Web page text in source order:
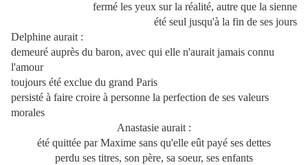
fermé les yeux sur la réalité, autre que la sienne
été seul jusqu'à la fin de ses jours
Delphine aurait :
demeuré auprès du baron, avec qui elle n'aurait jamais connu
l'amour
toujours été exclue du grand Paris
persisté à faire croire à personne la perfection de ses valeurs
morales
Anastasie aurait :
été quittée par Maxime sans qu'elle eût payé ses dettes
perdu ses titres, son père, sa soeur, ses enfants